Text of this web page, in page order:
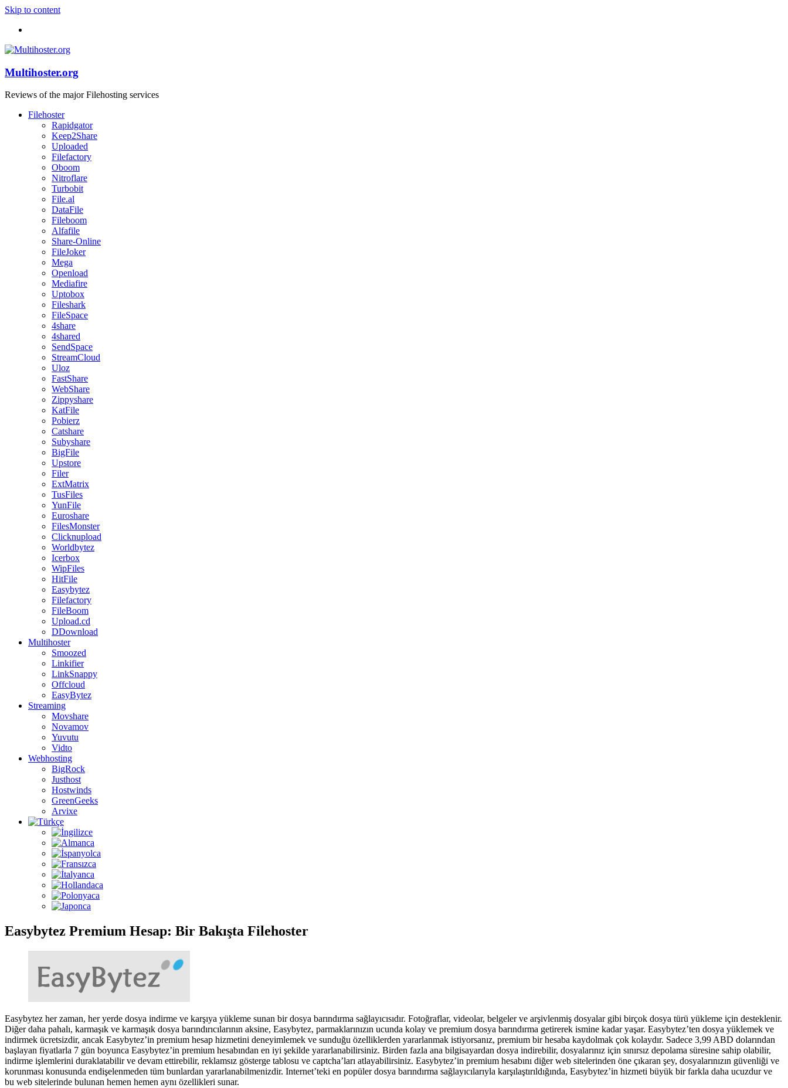
Skip to content
Multihoster.org
Reviews of the major Filehosting services
Filehoster
Rapidgator
Keep2Share
Uploaded
Filefactory
Oboom
Nitroflare
Turbobit
File.al
DataFile
Fileboom
Alfafile
Share-Online
FileJoker
Mega
Openload
Mediafire
Uptobox
Fileshark
FileSpace
4share
4shared
SendSpace
StreamCloud
Uloz
FastShare
WebShare
Zippyshare
KatFile
Pobierz
Catshare
Subyshare
BigFile
Upstore
Filer
ExtMatrix
TusFiles
YunFile
Euroshare
FilesMonster
Clicknupload
Worldbytez
Icerbox
WipFiles
HitFile
Easybytez
Filefactory
FileBoom
Upload.cd
DDownload
Multihoster
Smoozed
Linkifier
LinkSnappy
Offcloud
EasyBytez
Streaming
Movshare
Novamov
Yuvutu
Vidto
Webhosting
BigRock
Justhost
Hostwinds
GreenGeeks
Arvixe
Easybytez Premium Hesap: Bir Bakışta Filehoster
Easybytez her zaman, her yerde dosya indirme ve karşıya yükleme sunan bir dosya barındırma sağlayıcısıdır. Fotoğraflar, videolar, belgeler ve arşivlenmiş dosyalar gibi birçok dosya türü yükleme için desteklenir.
Diğer daha pahalı, karmaşık ve karmaşık dosya barındırıcılarının aksine, Easybytez, parmaklarınızın ucunda kolay ve premium dosya barındırma getirerek ismine kadar yaşar. Easybytez’ten dosya yüklemek ve
indirmek ücretsizdir, ancak Easybytez’in premium hesap hizmetini deneyimlemek ve sunduğu özelliklerden yararlanmak istiyorsanız, premium bir hesaba kaydolmak çok kolaydır. Sadece 3,99 ABD dolarından
başlayan fiyatlarla 7 gün boyunca Easybytez’in premium hesabından en iyi şekilde yararlanabilirsiniz. Birden fazla ana bilgisayardan dosya indirebilir, dosyalarınız için sınırsız depolama süresine sahip olabilir,
indirme işlemlerini duraklatabilir ve devam ettirebilir, reklamsız gösterge tablosu ve captcha’ları atlayabilirsiniz. Easybytez’in premium hesabını diğer web sitelerinden öne çıkaran şey, dosyalarınızın güvenliği ve
korunması konusunda endişelenmeden tüm bunlardan yararlanabilmenizdir. Internet’teki en popüler dosya barındırma sağlayıcılarıyla karşılaştırıldığında, Easybytez’in hizmeti büyük bir farkla daha ucuzdur ve
bu web sitelerinde bulunan hemen hemen aynı özellikleri sunar.